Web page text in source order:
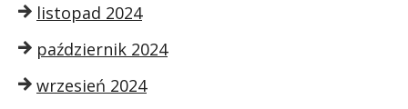
listopad 2024
październik 2024
wrzesień 2024